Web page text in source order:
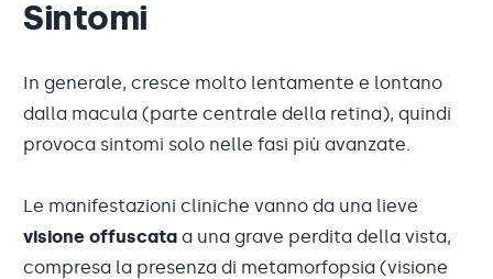
Sintomi
In generale, cresce molto lentamente e lontano
dalla macula (parte centrale della retina), quindi
provoca sintomi solo nelle fasi più avanzate.
Le manifestazioni cliniche vanno da una lieve
visione offuscata a una grave perdita della vista,
compresa la presenza di metamorfopsia (visione